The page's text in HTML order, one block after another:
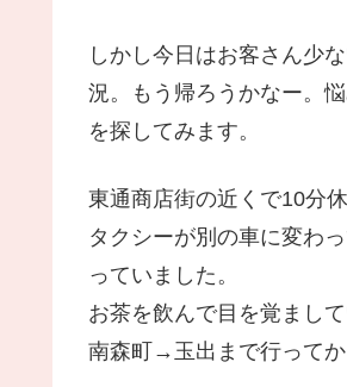
しかし今日はお客さん少
況。もう帰ろうかなー。
を探してみます。
東通商店街の近くで10分
タクシーが別の車に変わ
っていました。
お茶を飲んで目を覚まし
南森町→玉出まで行ってか